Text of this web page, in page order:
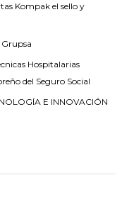
Kompak el sello y
Hospitalarias
del Seguro Social
E INNOVACIÓN